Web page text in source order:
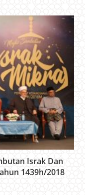
Israk Dan
1439h/2018